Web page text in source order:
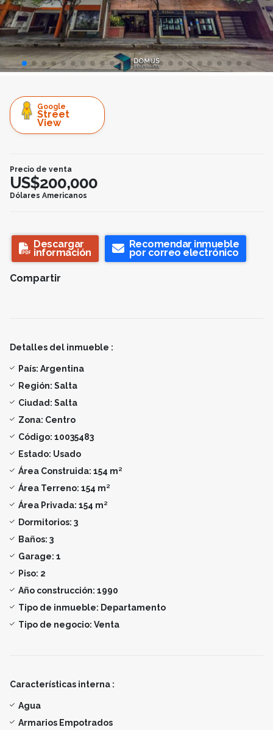
Google
Street
View
Precio de venta
US$200,000
Dólares Americanos
Descargar
información
Recomendar inmueble
por correo electrónico
Compartir
Detalles del inmueble :
País: Argentina
Región: Salta
Ciudad: Salta
Zona: Centro
Código: 10035483
Estado: Usado
Área Construida: 154 m²
Área Terreno: 154 m²
Área Privada: 154 m²
Dormitorios: 3
Baños: 3
Garage: 1
Piso: 2
Año construcción: 1990
Tipo de inmueble: Departamento
Tipo de negocio: Venta
Características interna :
Agua
Armarios Empotrados